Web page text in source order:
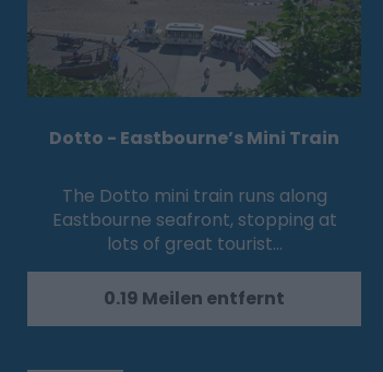
Dotto - Eastbourne’s Mini Train
The Dotto mini train runs along
Eastbourne seafront, stopping at
lots of great tourist…
0.19 Meilen entfernt